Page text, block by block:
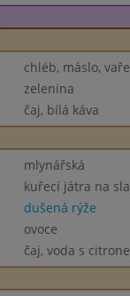
chléb, máslo,
zelenina
čaj, bílá káva
mlynářská
kuřecí játra na
dušená rýže
ovoce
čaj, voda s